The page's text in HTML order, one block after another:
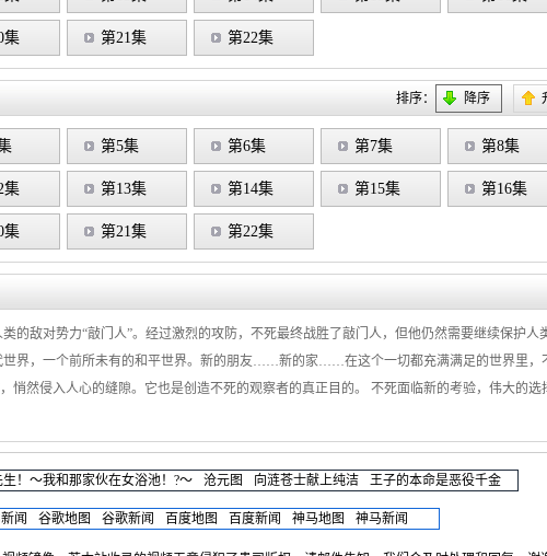
集 第21集 第22集
排序： 降序
第5集 第6集 第7集 第8集
集 第13集 第14集 第15集 第16集
集 第21集 第22集
的敌对势力“敲门人”。经过激烈的攻防，不死最终战胜了敲门人，但他仍然需要继续保护人
世界，一个前所未有的和平世界。新的朋友……新的家……在这个一切都充满满足的世界里，
悄然侵入人心的缝隙。它也是创造不死的观察者的真正目的。 不死面临新的考验，伟大的选
生！～我和那家伙在女浴池！?～ 沧元图 向涟苍士献上纯洁 王子的本命是恶役千金
闻 谷歌地图 谷歌新闻 百度地图 百度新闻 神马地图 神马新闻